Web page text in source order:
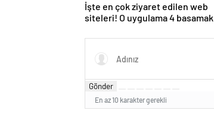
İşte en çok ziyaret edilen web
siteleri! O uygulama 4 basamak
Gönder
En az 10 karakter gerekli